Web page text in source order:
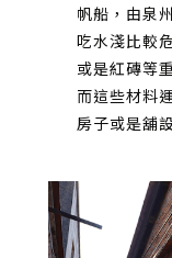
帆船，由泉
吃水淺比較
或是紅磚等
而這些材料
房子或是舖